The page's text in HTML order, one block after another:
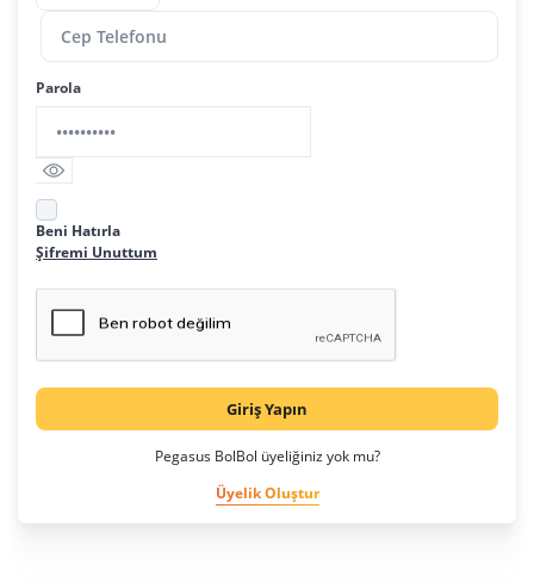
Parola
Beni Hatırla
Şifremi Unuttum
Giriş Yapın
Pegasus BolBol üyeliğiniz yok mu?
Üyelik Oluştur